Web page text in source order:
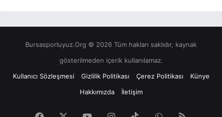
Bursasporluyuz.Org © 2026 Tüm hakları saklıdır, kaynak
gösterilmeden içerik kullanılamaz.
Kullanıcı Sözleşmesi
Gizlilik Politikası Çerez Politikası
Künye
Hakkımızda
İletişim